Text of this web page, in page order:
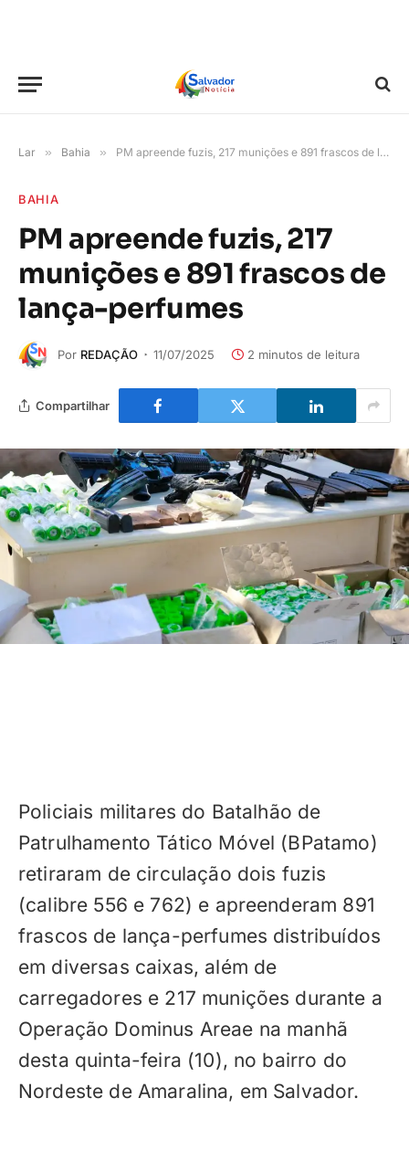
Lar » Bahia » PM apreende fuzis, 217 munições e 891 frascos de lança-perfumes
BAHIA
PM apreende fuzis, 217
munições e 891 frascos de
lança-perfumes
Por REDAÇÃO 11/07/2025 2 minutos de leitura
Compartilhar
Policiais militares do Batalhão de
Patrulhamento Tático Móvel (BPatamo)
retiraram de circulação dois fuzis
(calibre 556 e 762) e apreenderam 891
frascos de lança-perfumes distribuídos
em diversas caixas, além de
carregadores e 217 munições durante a
Operação Dominus Areae na manhã
desta quinta-feira (10), no bairro do
Nordeste de Amaralina, em Salvador.